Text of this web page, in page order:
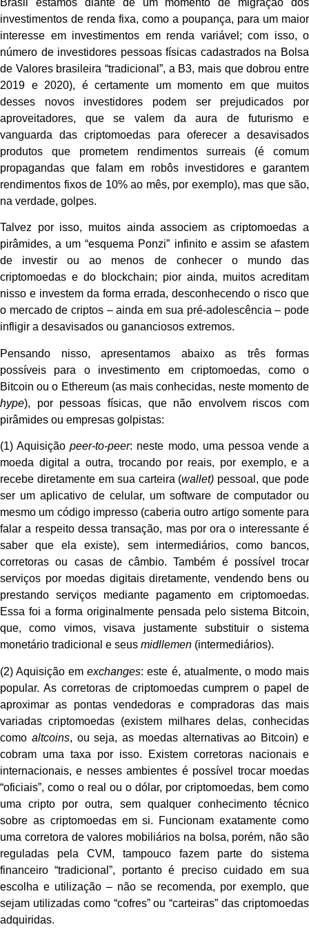
Brasil estamos diante de um momento de migração dos
investimentos de renda fixa, como a poupança, para um maior
interesse em investimentos em renda variável; com isso, o
número de investidores pessoas físicas cadastrados na Bolsa
de Valores brasileira “tradicional”, a B3, mais que dobrou entre
2019 e 2020), é certamente um momento em que muitos
desses novos investidores podem ser prejudicados por
aproveitadores, que se valem da aura de futurismo e
vanguarda das criptomoedas para oferecer a desavisados
produtos que prometem rendimentos surreais (é comum
propagandas que falam em robôs investidores e garantem
rendimentos fixos de 10% ao mês, por exemplo), mas que são,
na verdade, golpes.
Talvez por isso, muitos ainda associem as criptomoedas a
pirâmides, a um “esquema Ponzi” infinito e assim se afastem
de investir ou ao menos de conhecer o mundo das
criptomoedas e do blockchain; pior ainda, muitos acreditam
nisso e investem da forma errada, desconhecendo o risco que
o mercado de criptos – ainda em sua pré-adolescência – pode
infligir a desavisados ou gananciosos extremos.
Pensando nisso, apresentamos abaixo as três formas
possíveis para o investimento em criptomoedas, como o
Bitcoin ou o Ethereum (as mais conhecidas, neste momento de
hype), por pessoas físicas, que não envolvem riscos com
pirâmides ou empresas golpistas:
(1) Aquisiçãopeer-to-peer: neste modo, uma pessoa vende a
moeda digital a outra, trocando por reais, por exemplo, e a
recebe diretamente em sua carteira (wallet) pessoal, que pode
ser um aplicativo de celular, um software de computador ou
mesmo um código impresso (caberia outro artigo somente para
falar a respeito dessa transação, mas por ora o interessante é
saber que ela existe), sem intermediários, como bancos,
corretoras ou casas de câmbio. Também é possível trocar
serviços por moedas digitais diretamente, vendendo bens ou
prestando serviços mediante pagamento em criptomoedas.
Essa foi a forma originalmente pensada pelo sistema Bitcoin,
que, como vimos, visava justamente substituir o sistema
monetário tradicional e seus midllemen (intermediários).
(2) Aquisição emexchanges: este é, atualmente, o modo mais
popular. As corretoras de criptomoedas cumprem o papel de
aproximar as pontas vendedoras e compradoras das mais
variadas criptomoedas (existem milhares delas, conhecidas
como altcoins, ou seja, as moedas alternativas ao Bitcoin) e
cobram uma taxa por isso. Existem corretoras nacionais e
internacionais, e nesses ambientes é possível trocar moedas
“oficiais”, como o real ou o dólar, por criptomoedas, bem como
uma cripto por outra, sem qualquer conhecimento técnico
sobre as criptomoedas em si. Funcionam exatamente como
uma corretora de valores mobiliários na bolsa, porém, não são
reguladas pela CVM, tampouco fazem parte do sistema
financeiro “tradicional”, portanto é preciso cuidado em sua
escolha e utilização – não se recomenda, por exemplo, que
sejam utilizadas como “cofres” ou “carteiras” das criptomoedas
adquiridas.